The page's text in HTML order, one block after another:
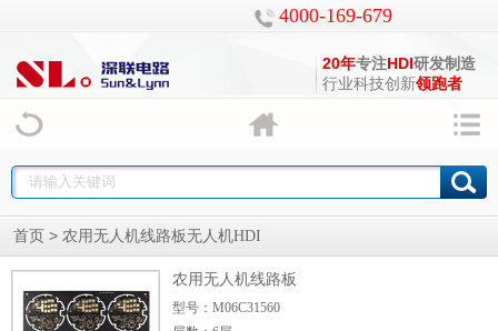
4000-169-679
20年专注HDI研发制造
行业科技创新领跑者
首页 > 农用无人机线路板无人机HDI
农用无人机线路板
型号：M06C31560